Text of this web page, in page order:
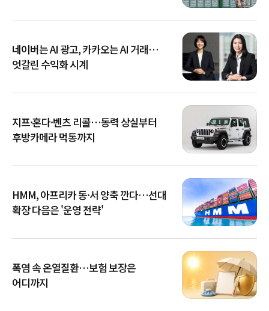
네이버는 AI 광고, 카카오는 AI 거래…
엇갈린 수익화 시계
지프·혼다·벤츠 리콜…동력 상실부터
후방카메라 먹통까지
HMM, 아프리카 동·서 양축 깐다…선대
확장 다음은 '운영 전략'
폭염 속 온열질환…보험 보장은
어디까지